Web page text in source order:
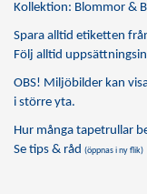
Kollektion: Blommor &
Spara alltid etiketten
Följ alltid
OBS! Miljöbilder kan
i större yta.
Hur många tapetrullar
Se tips & råd (öppnas i ny flik)